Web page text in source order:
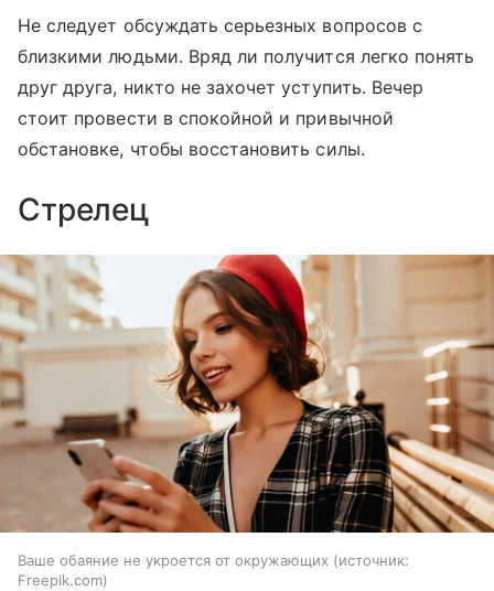
Не следует обсуждать серьезных вопросов с
близкими людьми. Вряд ли получится легко понять
друг друга, никто не захочет уступить. Вечер
стоит провести в спокойной и привычной
обстановке, чтобы восстановить силы.
Стрелец
Ваше обаяние не укроется от окружающих
источник:
Freepik.com